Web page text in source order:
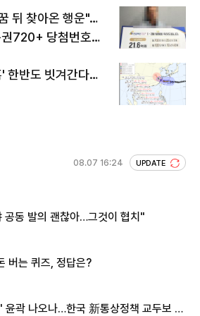
뒤 찾아온 행운"…
720+ 당첨번호조
한반도 빗겨간다…
08.07 16:24 UPDATE
동 발의 괜찮아…그것이 협치"
버는 퀴즈, 정답은?
윤곽 나오나…한국 新통상정책 교두보 활